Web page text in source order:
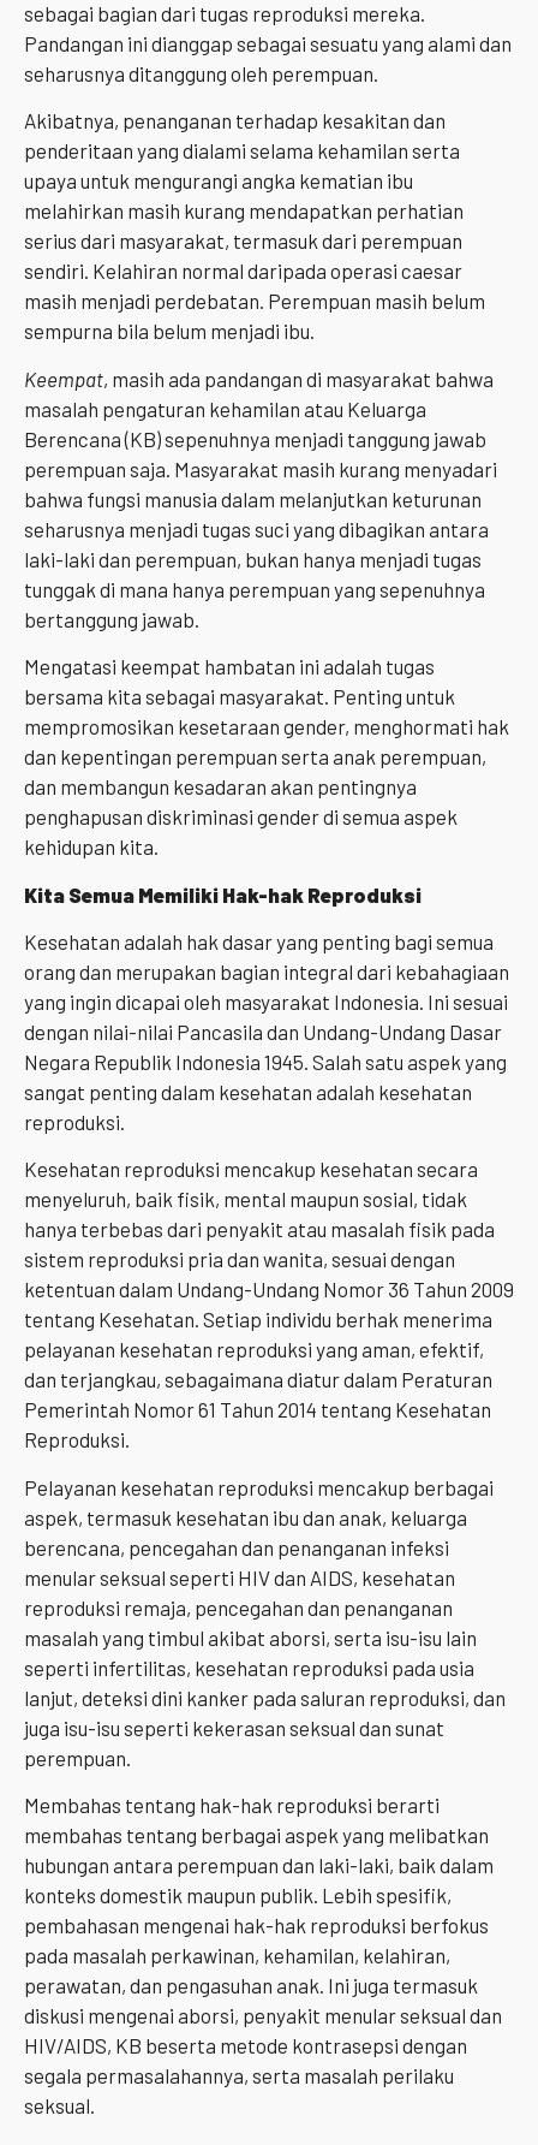
sebagai bagian dari tugas reproduksi mereka.
Pandangan ini dianggap sebagai sesuatu yang alami dan
seharusnya ditanggung oleh perempuan.
Akibatnya, penanganan terhadap kesakitan dan
penderitaan yang dialami selama kehamilan serta
upaya untuk mengurangi angka kematian ibu
melahirkan masih kurang mendapatkan perhatian
serius dari masyarakat, termasuk dari perempuan
sendiri. Kelahiran normal daripada operasi caesar
masih menjadi perdebatan. Perempuan masih belum
sempurna bila belum menjadi ibu.
Keempat, masih ada pandangan di masyarakat bahwa
masalah pengaturan kehamilan atau Keluarga
Berencana (KB) sepenuhnya menjadi tanggung jawab
perempuan saja. Masyarakat masih kurang menyadari
bahwa fungsi manusia dalam melanjutkan keturunan
seharusnya menjadi tugas suci yang dibagikan antara
laki-laki dan perempuan, bukan hanya menjadi tugas
tunggak di mana hanya perempuan yang sepenuhnya
bertanggung jawab.
Mengatasi keempat hambatan ini adalah tugas
bersama kita sebagai masyarakat. Penting untuk
mempromosikan kesetaraan gender, menghormati hak
dan kepentingan perempuan serta anak perempuan,
dan membangun kesadaran akan pentingnya
penghapusan diskriminasi gender di semua aspek
kehidupan kita.
Kita Semua Memiliki Hak-hak Reproduksi
Kesehatan adalah hak dasar yang penting bagi semua
orang dan merupakan bagian integral dari kebahagiaan
yang ingin dicapai oleh masyarakat Indonesia. Ini sesuai
dengan nilai-nilai Pancasila dan Undang-Undang Dasar
Negara Republik Indonesia 1945. Salah satu aspek yang
sangat penting dalam kesehatan adalah kesehatan
reproduksi.
Kesehatan reproduksi mencakup kesehatan secara
menyeluruh, baik fisik, mental maupun sosial, tidak
hanya terbebas dari penyakit atau masalah fisik pada
sistem reproduksi pria dan wanita, sesuai dengan
ketentuan dalam Undang-Undang Nomor 36 Tahun 2009
tentang Kesehatan. Setiap individu berhak menerima
pelayanan kesehatan reproduksi yang aman, efektif,
dan terjangkau, sebagaimana diatur dalam Peraturan
Pemerintah Nomor 61 Tahun 2014 tentang Kesehatan
Reproduksi.
Pelayanan kesehatan reproduksi mencakup berbagai
aspek, termasuk kesehatan ibu dan anak, keluarga
berencana, pencegahan dan penanganan infeksi
menular seksual seperti HIV dan AIDS, kesehatan
reproduksi remaja, pencegahan dan penanganan
masalah yang timbul akibat aborsi, serta isu-isu lain
seperti infertilitas, kesehatan reproduksi pada usia
lanjut, deteksi dini kanker pada saluran reproduksi, dan
juga isu-isu seperti kekerasan seksual dan sunat
perempuan.
Membahas tentang hak-hak reproduksi berarti
membahas tentang berbagai aspek yang melibatkan
hubungan antara perempuan dan laki-laki, baik dalam
konteks domestik maupun publik. Lebih spesifik,
pembahasan mengenai hak-hak reproduksi berfokus
pada masalah perkawinan, kehamilan, kelahiran,
perawatan, dan pengasuhan anak. Ini juga termasuk
diskusi mengenai aborsi, penyakit menular seksual dan
HIV/AIDS, KB beserta metode kontrasepsi dengan
segala permasalahannya, serta masalah perilaku
seksual.